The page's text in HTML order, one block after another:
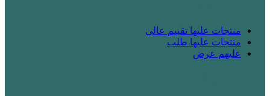
منتجات عليها تقييم عالي
منتجات عليها طلب
عليهم عرض